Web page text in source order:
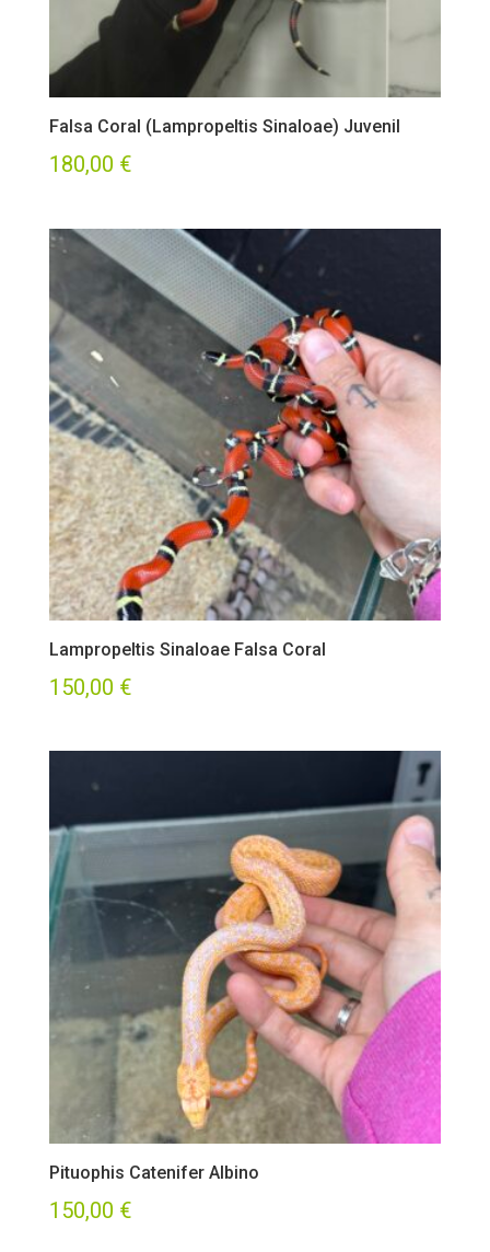
Falsa Coral (Lampropeltis Sinaloae) Juvenil
180,00 €
Lampropeltis Sinaloae Falsa Coral
150,00 €
Pituophis Catenifer Albino
150,00 €